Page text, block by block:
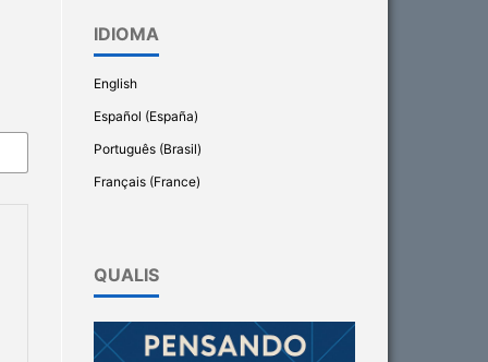
IDIOMA
English
Español (España)
Português (Brasil)
Français (France)
QUALIS